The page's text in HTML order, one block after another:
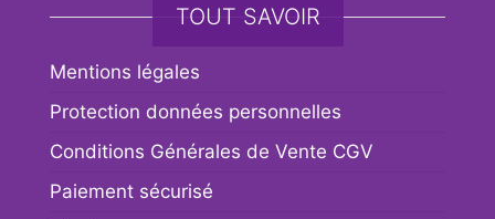
TOUT SAVOIR
Mentions légales
Protection données personnelles
Conditions Générales de Vente CGV
Paiement sécurisé